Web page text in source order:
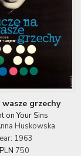
wasze grzechy
on Your Sins
Huskowska
1963
PLN 750